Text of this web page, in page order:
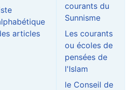
articles
courants du
Sunnisme
Les courants
ou écoles de
pensées de
l'Islam
le Conseil de